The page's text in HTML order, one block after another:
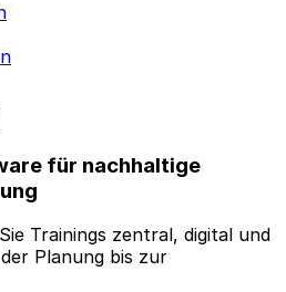
für nachhaltige
Trainings zentral, digital und
Planung bis zur